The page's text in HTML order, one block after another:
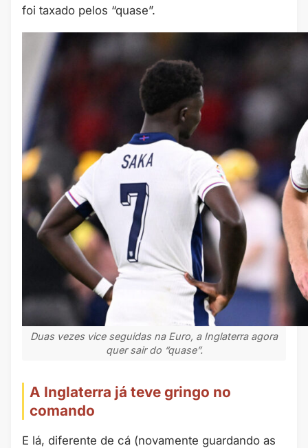
foi taxado pelos “quase”.
Duas vezes vice seguidas na Euro, a Inglaterra agora
quer sair do “quase”.
A Inglaterra já teve gringo no
comando
E lá, diferente de cá (novamente guardando as